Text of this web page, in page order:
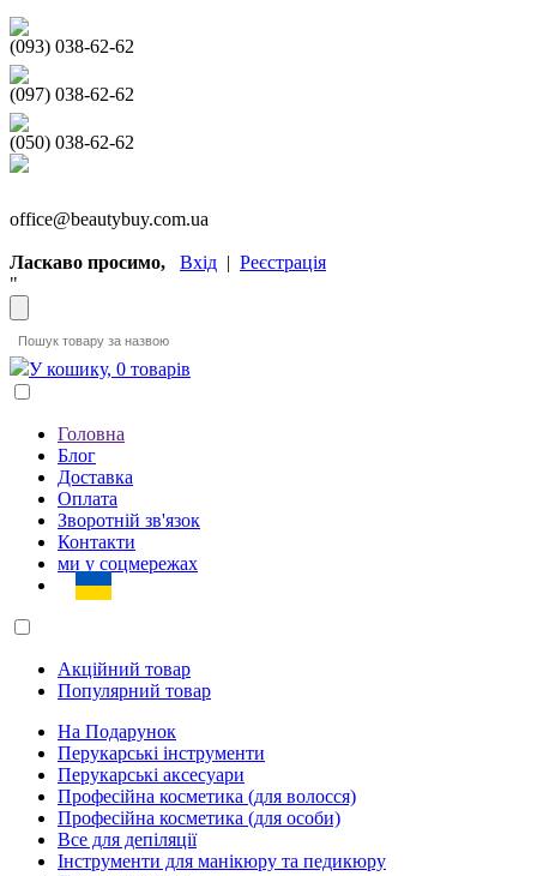
(093) 038-62-62
(097) 038-62-62
(050) 038-62-62
office@beautybuy.com.ua
Ласкаво просимо, Вхід | Реєстрація
"
У кошику, 0 товарів
Головна
Блог
Доставка
Оплата
Зворотній зв'язок
Контакти
ми у соцмережах
Акційний товар
Популярний товар
На Подарунок
Перукарські інструменти
Перукарські аксесуари
Професійна косметика (для волосся)
Професійна косметика (для особи)
Все для депіляції
Інструменти для манікюру та педикюру